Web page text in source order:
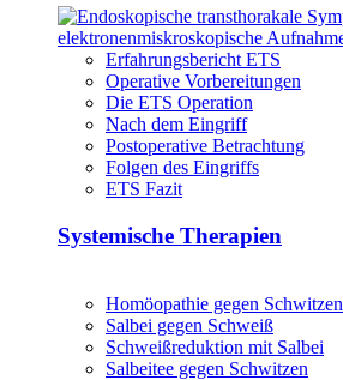
Erfahrungsbericht ETS
Operative Vorbereitungen
Die ETS Operation
Nach dem Eingriff
Postoperative Betrachtung
Folgen des Eingriffs
ETS Fazit
Systemische Therapien
Homöopathie gegen Schwitzen
Salbei gegen Schweiß
Schweißreduktion mit Salbei
Salbeitee gegen Schwitzen